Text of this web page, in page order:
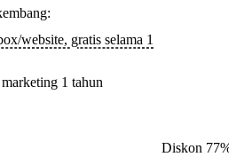
website, gratis selama 1
1 tahun
Diskon 77%